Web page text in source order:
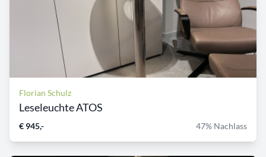
Florian Schulz
Leseleuchte ATOS
€ 945,- 47% Nachlass